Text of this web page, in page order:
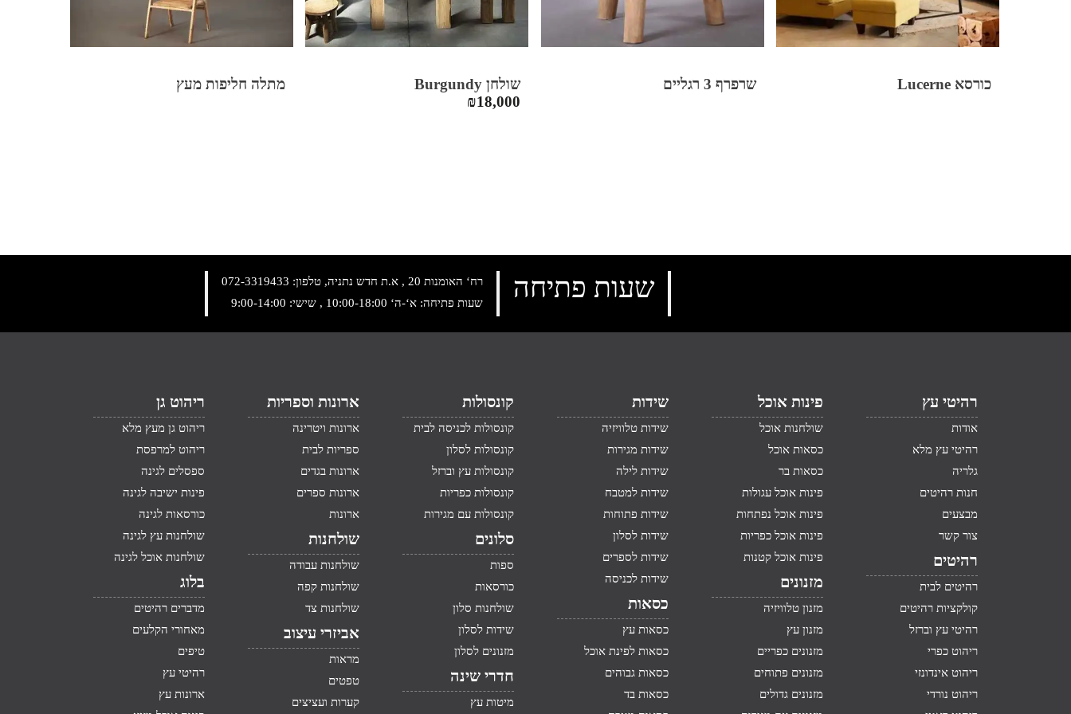
כורסא Lucerne שרפרף 3 רגליים
שולחן Burgundy
₪18,000
מתלה חליפות מעץ
רח‘ האומנות 20 , א.ת חדש נתניה, טלפון:
072-3319433
שעות פתיחה: א‘-ה‘ 10:00-18:00 , שישי: 9:00-14:00
שעות פתיחה
רהיטי עץ
אודות
רהיטי עץ מלא
גלריה
חנות רהיטים
מבצעים
צור קשר
רהיטים
רהיטים לבית
קולקציות רהיטים
רהיטי עץ וברזל
ריהוט כפרי
ריהוט אינדונזי
ריהוט נורדי
פינות אוכל
שולחנות אוכל
כסאות אוכל
כסאות בר
פינות אוכל עגולות
פינות אוכל נפתחות
פינות אוכל כפריות
פינות אוכל קטנות
מזנונים
מזנון טלוויזיה
מזנון עץ
מזנונים כפריים
מזנונים פתוחים
מזנונים גדולים
שידות
שידות טלוויזיה
שידות מגירות
שידות לילה
שידות למטבח
שידות פתוחות
שידות לסלון
שידות לספרים
שידות לכניסה
כסאות
כסאות עץ
כסאות לפינת אוכל
כסאות גבוהים
כסאות בד
קונסולות
קונסולות לכניסה לבית
קונסולות לסלון
קונסולות עץ וברזל
קונסולות כפריות
קונסולות עם מגירות
סלונים
ספות
כורסאות
שולחנות סלון
שידות לסלון
מזנונים לסלון
חדרי שינה
מיטות עץ
ארונות וספריות
ארונות ויטרינה
ספריות לבית
ארונות בגדים
ארונות ספרים
ארונות
שולחנות
שולחנות עבודה
שולחנות קפה
שולחנות צד
אביזרי עיצוב
מראות
טפטים
קערות ועציצים
ריהוט גן
ריהוט גן מעץ מלא
ריהוט למרפסת
ספסלים לגינה
פינות ישיבה לגינה
כורסאות לגינה
שולחנות עץ לגינה
שולחנות אוכל לגינה
בלוג
מדברים רהיטים
מאחורי הקלעים
טיפים
רהיטי עץ
ארונות עץ